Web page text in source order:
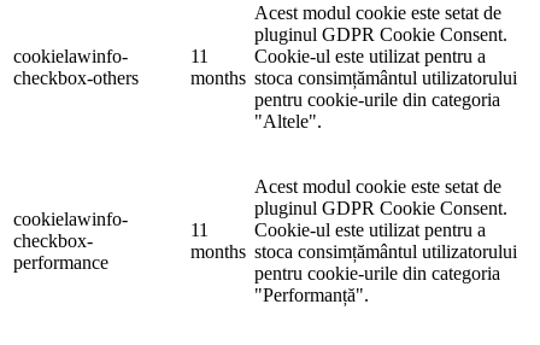
cookielawinfo-
checkbox-others
11
months
Acest modul cookie este setat de
pluginul GDPR Cookie Consent.
Cookie-ul este utilizat pentru a
stoca consimțământul utilizatorului
pentru cookie-urile din categoria
"Altele".
cookielawinfo-
checkbox-
performance
11
months
Acest modul cookie este setat de
pluginul GDPR Cookie Consent.
Cookie-ul este utilizat pentru a
stoca consimțământul utilizatorului
pentru cookie-urile din categoria
"Performanță".